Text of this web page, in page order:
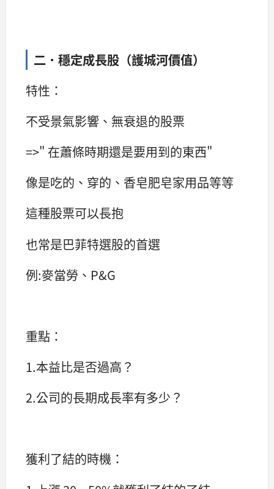
二．穩定成長股（護城河價值）
特性：
不受景氣影響、無衰退的股票
=>" 在蕭條時期還是要用到的東西"
像是吃的、穿的、香皂肥皂家用品等等
這種股票可以長抱
也常是巴菲特選股的首選
例:麥當勞、P&G
重點：
1.本益比是否過高？
2.公司的長期成長率有多少？
獲利了結的時機：